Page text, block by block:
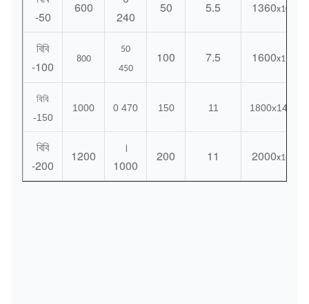
-50
600
240
50 5.5 1360
বিবি
-100
800
50
450
100 7.5 1600
বিবি
-150
1000 0 470 150 11
বিবি
-200
1200
।
1000
200 11 2000